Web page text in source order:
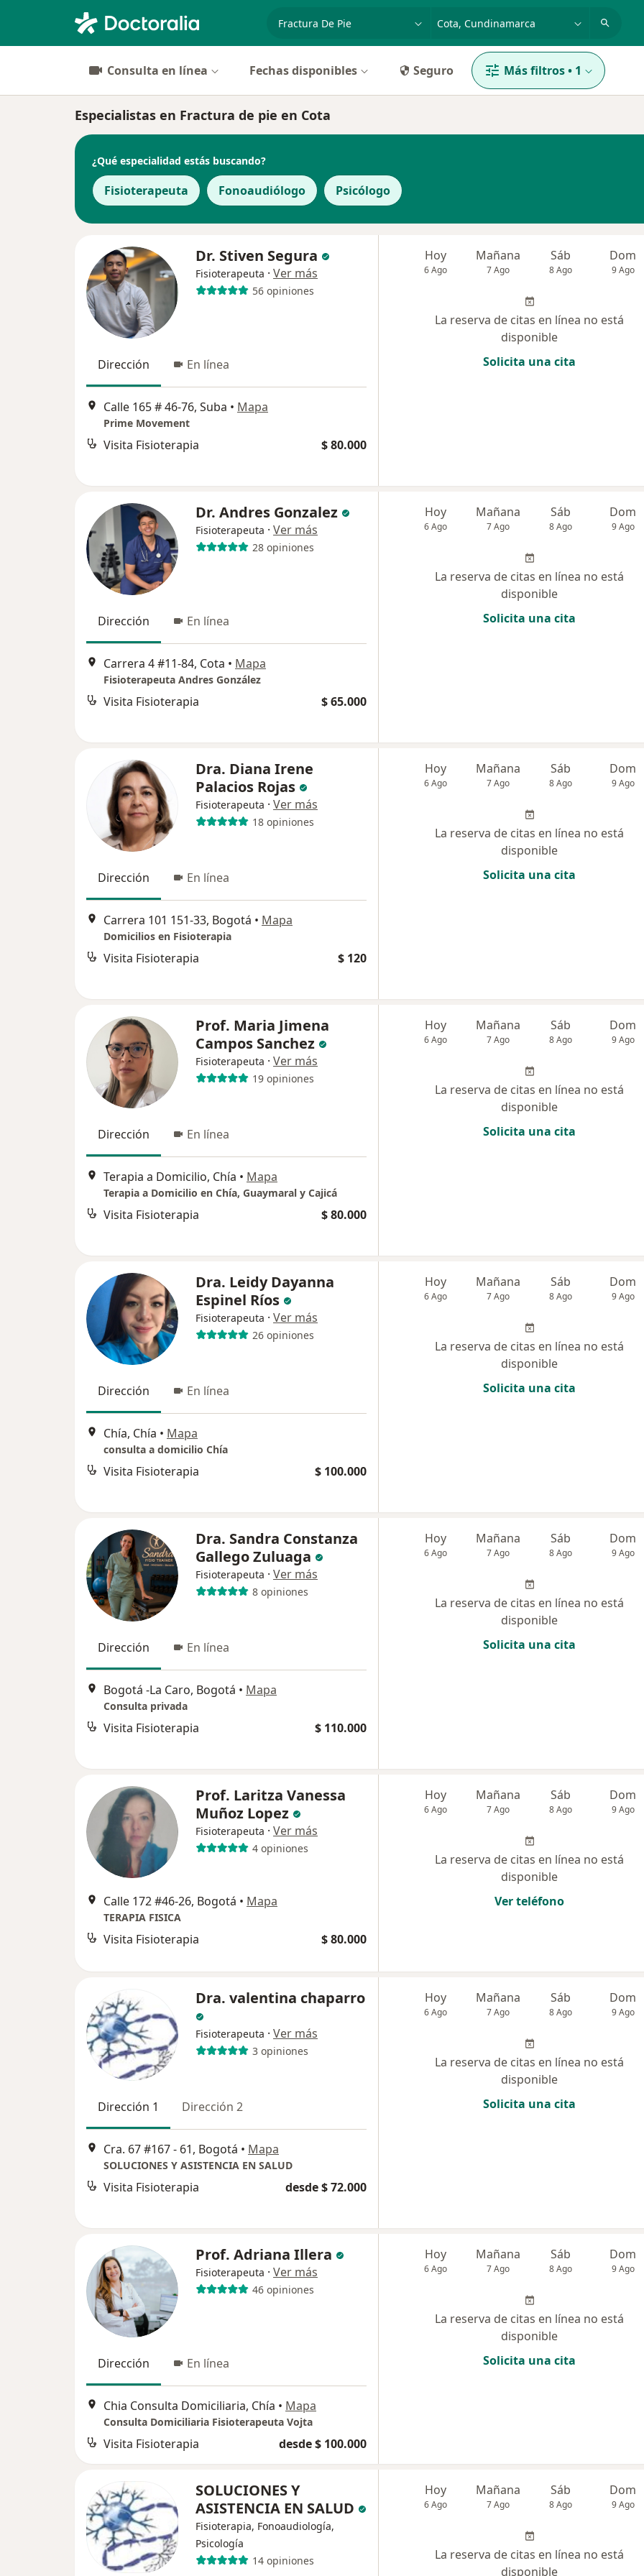
Consulta en línea Fechas disponibles Seguro Más filtros• 1
Especialistas en Fractura de pie en Cota
¿Qué especialidad estás buscando?
Fisioterapeuta Fonoaudiólogo Psicólogo
Dr. Stiven Segura
Fisioterapeuta · Ver más
56 opiniones
Dirección En línea
Calle 165 # 46-76, Suba • Mapa
Prime Movement
Visita Fisioterapia $ 80.000
Hoy
6 Ago
Mañana
7 Ago
Sáb
8 Ago
Dom
9 Ago
La reserva de citas en línea no está
disponible
Solicita una cita
Dr. Andres Gonzalez
Fisioterapeuta · Ver más
28 opiniones
Dirección En línea
Carrera 4 #11-84, Cota • Mapa
Fisioterapeuta Andres González
Visita Fisioterapia $ 65.000
Hoy
6 Ago
Mañana
7 Ago
Sáb
8 Ago
Dom
9 Ago
La reserva de citas en línea no está
disponible
Solicita una cita
Dra. Diana Irene
Palacios Rojas
Fisioterapeuta · Ver más
18 opiniones
Dirección En línea
Carrera 101 151-33, Bogotá • Mapa
Domicilios en Fisioterapia
Visita Fisioterapia $ 120
Hoy
6 Ago
Mañana
7 Ago
Sáb
8 Ago
Dom
9 Ago
La reserva de citas en línea no está
disponible
Solicita una cita
Prof. Maria Jimena
Campos Sanchez
Fisioterapeuta · Ver más
19 opiniones
Dirección En línea
Terapia a Domicilio, Chía • Mapa
Terapia a Domicilio en Chía, Guaymaral y Cajicá
Visita Fisioterapia $ 80.000
Hoy
6 Ago
Mañana
7 Ago
Sáb
8 Ago
Dom
9 Ago
La reserva de citas en línea no está
disponible
Solicita una cita
Dra. Leidy Dayanna
Espinel Ríos
Fisioterapeuta · Ver más
26 opiniones
Dirección En línea
Chía, Chía • Mapa
consulta a domicilio Chía
Visita Fisioterapia $ 100.000
Hoy
6 Ago
Mañana
7 Ago
Sáb
8 Ago
Dom
9 Ago
La reserva de citas en línea no está
disponible
Solicita una cita
Dra. Sandra Constanza
Gallego Zuluaga
Fisioterapeuta · Ver más
8 opiniones
Dirección En línea
Bogotá ‎-La Caro, Bogotá • Mapa
Consulta privada
Visita Fisioterapia $ 110.000
Hoy
6 Ago
Mañana
7 Ago
Sáb
8 Ago
Dom
9 Ago
La reserva de citas en línea no está
disponible
Solicita una cita
Prof. Laritza Vanessa
Muñoz Lopez
Fisioterapeuta · Ver más
4 opiniones
Calle 172 #46-26, Bogotá • Mapa
TERAPIA FISICA
Visita Fisioterapia $ 80.000
Hoy
6 Ago
Mañana
7 Ago
Sáb
8 Ago
Dom
9 Ago
La reserva de citas en línea no está
disponible
Ver teléfono
Dra. valentina chaparro
Fisioterapeuta · Ver más
3 opiniones
Dirección 1 Dirección 2
Cra. 67 #167 - 61, Bogotá • Mapa
SOLUCIONES Y ASISTENCIA EN SALUD
Visita Fisioterapia desde $ 72.000
Hoy
6 Ago
Mañana
7 Ago
Sáb
8 Ago
Dom
9 Ago
La reserva de citas en línea no está
disponible
Solicita una cita
Prof. Adriana Illera
Fisioterapeuta · Ver más
46 opiniones
Dirección En línea
Chia Consulta Domiciliaria, Chía • Mapa
Consulta Domiciliaria Fisioterapeuta Vojta
Visita Fisioterapia desde $ 100.000
Hoy
6 Ago
Mañana
7 Ago
Sáb
8 Ago
Dom
9 Ago
La reserva de citas en línea no está
disponible
Solicita una cita
SOLUCIONES Y
ASISTENCIA EN SALUD
Fisioterapia, Fonoaudiología,
Psicología
14 opiniones
Hoy
6 Ago
Mañana
7 Ago
Sáb
8 Ago
Dom
9 Ago
La reserva de citas en línea no está
disponible